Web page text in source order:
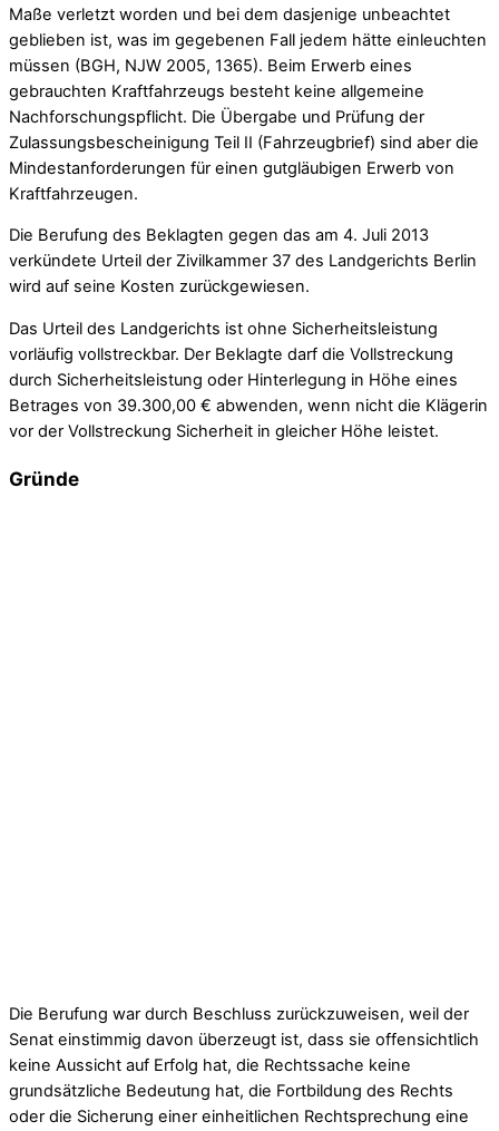
Maße verletzt worden und bei dem dasjenige unbeachtet
geblieben ist, was im gegebenen Fall jedem hätte einleuchten
müssen (BGH, NJW 2005, 1365). Beim Erwerb eines
gebrauchten Kraftfahrzeugs besteht keine allgemeine
Nachforschungspflicht. Die Übergabe und Prüfung der
Zulassungsbescheinigung Teil II (Fahrzeugbrief) sind aber die
Mindestanforderungen für einen gutgläubigen Erwerb von
Kraftfahrzeugen.
Die Berufung des Beklagten gegen das am 4. Juli 2013
verkündete Urteil der Zivilkammer 37 des Landgerichts Berlin
wird auf seine Kosten zurückgewiesen.
Das Urteil des Landgerichts ist ohne Sicherheitsleistung
vorläufig vollstreckbar. Der Beklagte darf die Vollstreckung
durch Sicherheitsleistung oder Hinterlegung in Höhe eines
Betrages von 39.300,00 € abwenden, wenn nicht die Klägerin
vor der Vollstreckung Sicherheit in gleicher Höhe leistet.
Gründe
Die Berufung war durch Beschluss zurückzuweisen, weil der
Senat einstimmig davon überzeugt ist, dass sie offensichtlich
keine Aussicht auf Erfolg hat, die Rechtssache keine
grundsätzliche Bedeutung hat, die Fortbildung des Rechts
oder die Sicherung einer einheitlichen Rechtsprechung eine